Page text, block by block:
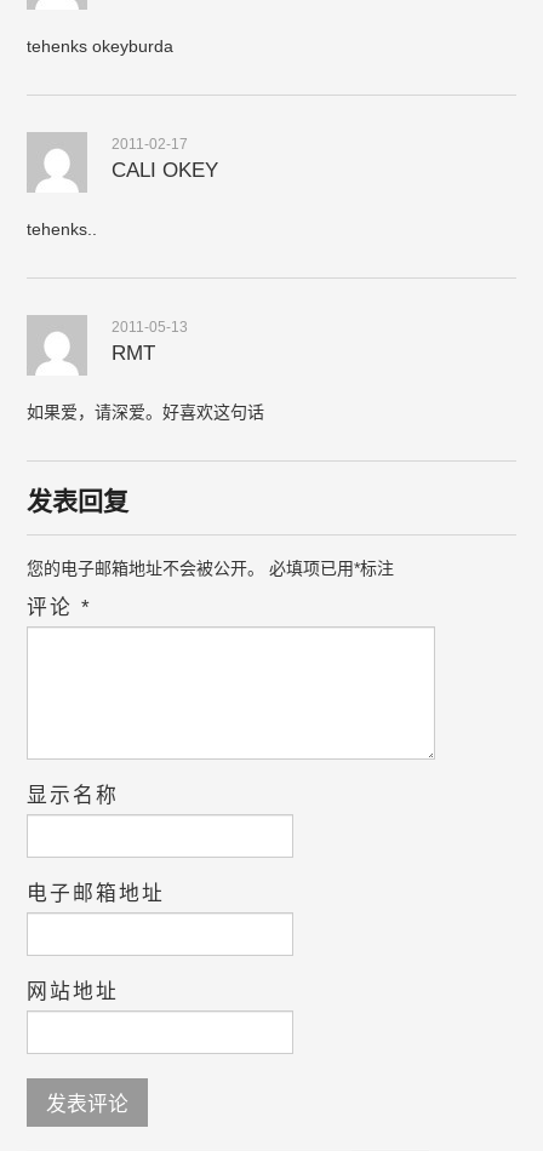
tehenks okeyburda
2011-02-17
CALI OKEY
tehenks..
2011-05-13
RMT
如果爱，请深爱。好喜欢这句话
发表回复
您的电子邮箱地址不会被公开。 必填项已用*标注
评论*
显示名称
电子邮箱地址
网站地址